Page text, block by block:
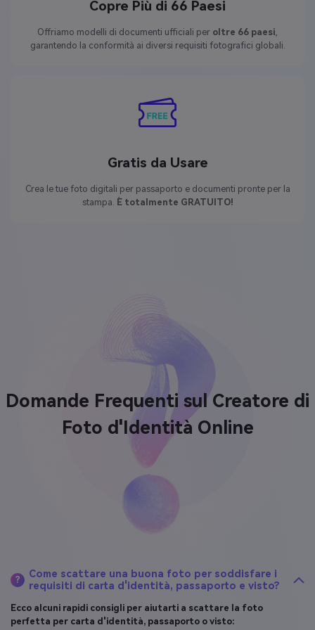
Copre Più di 66 Paesi
Offriamo modelli di documenti ufficiali per oltre 66 paesi
garantendo la conformità ai diversi requisiti fotografici globali.
Gratis da Usare
Crea le tue foto digitali per passaporto e documenti pronte per la
stampa.
È totalmente GRATUITO!
Domande Frequenti sul Creatore di
Foto d'Identità Online
?
Come scattare una buona foto per soddisfare i
requisiti di carta d'identità, passaporto e visto?
Ecco alcuni rapidi consigli per aiutarti a scattare la foto
perfetta per carta d'identità, passaporto o visto: